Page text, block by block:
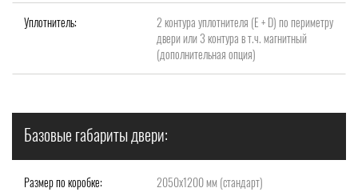
Уплотнитель:
2 контура уплотнителя (Е + D) по периметру
двери или 3 контура в т.ч. магнитный
(дополнительная опция)
Базовые габариты двери:
Размер по коробке: 2050x1200 мм (стандарт)